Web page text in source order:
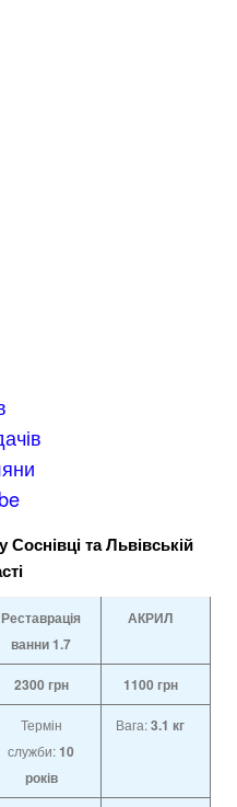
та Львівській
Реставрація
ванни1.7
АКРИЛ
2300 грн 1100 грн
Термін
служби:10
років
Вага:3.1 кг